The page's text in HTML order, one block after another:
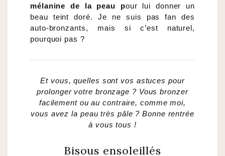
mélanine de la peau pour lui donner un
beau teint doré. Je ne suis pas fan des
auto-bronzants, mais si c’est naturel,
pourquoi pas ?
Et vous, quelles sont vos astuces pour
prolonger votre bronzage ? Vous bronzer
facilement ou au contraire, comme moi,
vous avez la peau très pâle ? Bonne rentrée
à vous tous !
Bisous ensoleillés